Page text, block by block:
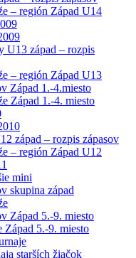
– región Západ U14
U13 západ – rozpis
– región Západ U13
Západ 1.-4.miesto
Západ 1.-4. miesto
západ – rozpis zápasov
– región Západ U12
mini
skupina západ
Západ 5.-9. miesto
Západ 5.-9. miesto
starších žiačok